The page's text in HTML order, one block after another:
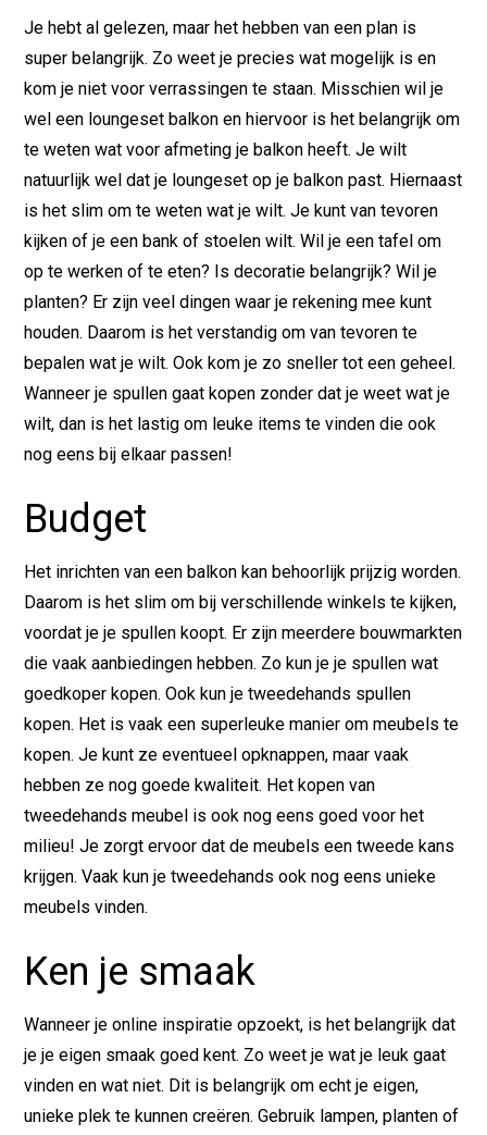
Je hebt al gelezen, maar het hebben van een plan is
super belangrijk. Zo weet je precies wat mogelijk is en
kom je niet voor verrassingen te staan. Misschien wil je
wel een loungeset balkon en hiervoor is het belangrijk om
te weten wat voor afmeting je balkon heeft. Je wilt
natuurlijk wel dat je loungeset op je balkon past. Hiernaast
is het slim om te weten wat je wilt. Je kunt van tevoren
kijken of je een bank of stoelen wilt. Wil je een tafel om
op te werken of te eten? Is decoratie belangrijk? Wil je
planten? Er zijn veel dingen waar je rekening mee kunt
houden. Daarom is het verstandig om van tevoren te
bepalen wat je wilt. Ook kom je zo sneller tot een geheel.
Wanneer je spullen gaat kopen zonder dat je weet wat je
wilt, dan is het lastig om leuke items te vinden die ook
nog eens bij elkaar passen!
Budget
Het inrichten van een balkon kan behoorlijk prijzig worden.
Daarom is het slim om bij verschillende winkels te kijken,
voordat je je spullen koopt. Er zijn meerdere bouwmarkten
die vaak aanbiedingen hebben. Zo kun je je spullen wat
goedkoper kopen. Ook kun je tweedehands spullen
kopen. Het is vaak een superleuke manier om meubels te
kopen. Je kunt ze eventueel opknappen, maar vaak
hebben ze nog goede kwaliteit. Het kopen van
tweedehands meubel is ook nog eens goed voor het
milieu! Je zorgt ervoor dat de meubels een tweede kans
krijgen. Vaak kun je tweedehands ook nog eens unieke
meubels vinden.
Ken je smaak
Wanneer je online inspiratie opzoekt, is het belangrijk dat
je je eigen smaak goed kent. Zo weet je wat je leuk gaat
vinden en wat niet. Dit is belangrijk om echt je eigen,
unieke plek te kunnen creëren. Gebruik lampen, planten of